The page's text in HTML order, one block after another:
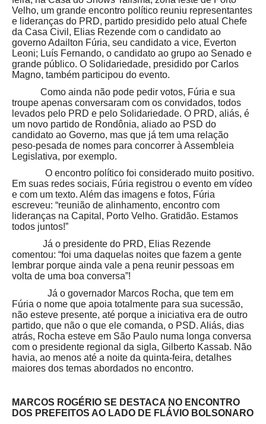
Velho, um grande encontro político reuniu representantes
e lideranças do PRD, partido presidido pelo atual Chefe
da Casa Civil, Elias Rezende com o candidato ao
governo Adailton Fúria, seu candidato a vice, Everton
Leoni; Luís Fernando, o candidato ao grupo ao Senado e
grande público. O Solidariedade, presidido por Carlos
Magno, também participou do evento.
Como ainda não pode pedir votos, Fúria e sua
troupe apenas conversaram com os convidados, todos
levados pelo PRD e pelo Solidariedade. O PRD, aliás, é
um novo partido de Rondônia, aliado ao PSD do
candidato ao Governo, mas que já tem uma relação
peso-pesada de nomes para concorrer à Assembleia
Legislativa, por exemplo.
O encontro político foi considerado muito positivo.
Em suas redes sociais, Fúria registrou o evento em vídeo
e com um texto. Além das imagens e fotos, Fúria
escreveu: “reunião de alinhamento, encontro com
lideranças na Capital, Porto Velho. Gratidão. Estamos
todos juntos!”
Já o presidente do PRD, Elias Rezende
comentou: “foi uma daquelas noites que fazem a gente
lembrar porque ainda vale a pena reunir pessoas em
volta de uma boa conversa”!
Já o governador Marcos Rocha, que tem em
Fúria o nome que apoia totalmente para sua sucessão,
não esteve presente, até porque a iniciativa era de outro
partido, que não o que ele comanda, o PSD. Aliás, dias
atrás, Rocha esteve em São Paulo numa longa conversa
com o presidente regional da sigla, Gilberto Kassab. Não
havia, ao menos até a noite da quinta-feira, detalhes
maiores dos temas abordados no encontro.
MARCOS ROGÉRIO SE DESTACA NO ENCONTRO
DOS PREFEITOS AO LADO DE FLÁVIO BOLSONARO